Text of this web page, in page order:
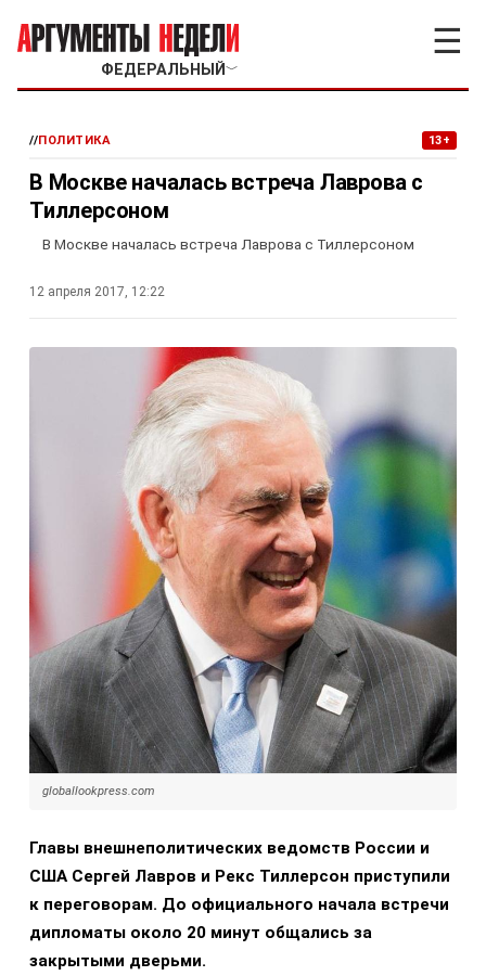
ФЕДЕРАЛЬНЫЙ ﹀
☰
//ПОЛИТИКА 13+
В Москве началась встреча Лаврова с
Тиллерсоном
В Москве началась встреча Лаврова с Тиллерсоном
12 апреля 2017, 12:22
globallookpress.com
Главы внешнеполитических ведомств России и
США Сергей Лавров и Рекс Тиллерсон приступили
к переговорам. До официального начала встречи
дипломаты около 20 минут общались за
закрытыми дверьми.